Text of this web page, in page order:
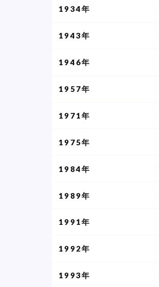
1934年
1943年
1946年
1957年
1971年
1975年
1984年
1989年
1991年
1992年
1993年